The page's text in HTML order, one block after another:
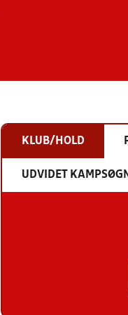
KLUB/HOLD
UDVIDET